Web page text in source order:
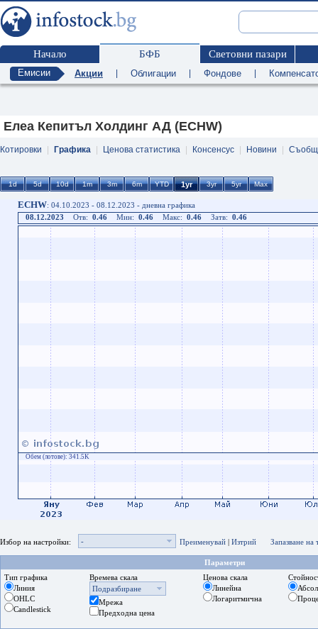
Начало БФБ Световни пазари
Емисии Акции Облигации Фондове
Елеа Кепитъл Холдинг АД (ECHW)
Котировки Графика Ценова статистика Консенсус Новини
ECHW: 04.10.2023 - 08.12.2023 - дневна графика
08.12.2023
Отв: 0.46 Мин: 0.46 Макс: 0.46 Затв: 0.46
Обем (лотове): 341.5K
Избор на настройки: - Преименувай | Изтрий Запазване на
Параметри
Тип графика
Линия
OHLC
Candlestick
Времева скала
Подразбиране
Мрежа
Предходна цена
Ценова скала
Линейна
Логаритмична